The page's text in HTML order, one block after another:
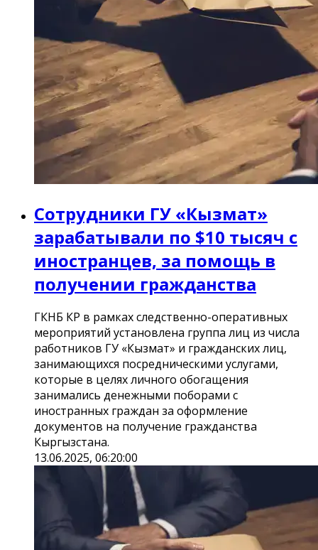
Сотрудники ГУ «Кызмат»
зарабатывали по $10 тысяч с
иностранцев, за помощь в
получении гражданства
ГКНБ КР в рамках следственно-оперативных
мероприятий установлена группа лиц из числа
работников ГУ «Кызмат» и гражданских лиц,
занимающихся посредническими услугами,
которые в целях личного обогащения
занимались денежными поборами с
иностранных граждан за оформление
документов на получение гражданства
Кыргызстана.
13.06.2025, 06:20:00